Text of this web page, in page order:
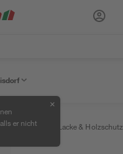
er nicht
✕
/ Farben, Lacke & Holzschutz